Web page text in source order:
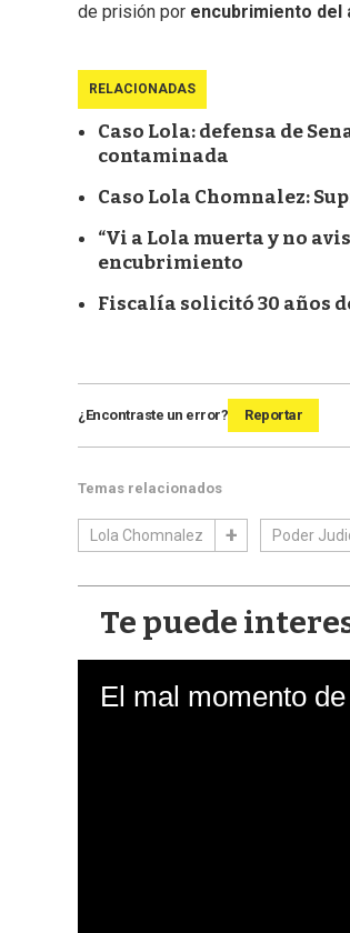
de prisión por encubrimiento del
RELACIONADAS
Caso Lola: defensa de
contaminada
Caso Lola Chomnalez:
“Vi a Lola muerta y no
encubrimiento
Fiscalía solicitó 30 años
¿Encontraste un error? Reportar
Temas relacionados
Lola Chomnalez Poder
Te puede